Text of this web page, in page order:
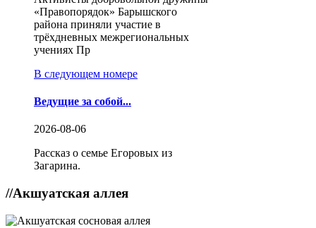
«Правопорядок» Барышского
района приняли участие в
трёхдневных межрегиональных
учениях Пр
В следующем номере
Ведущие за собой...
2026-08-06
Рассказ о семье Егоровых из
Загарина.
//Акшуатская аллея